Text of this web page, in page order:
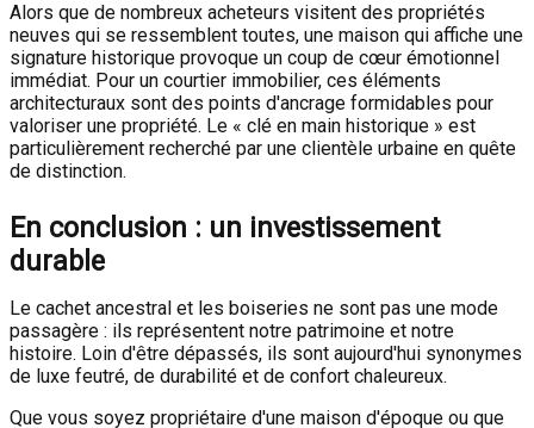
Alors que de nombreux acheteurs visitent des propriétés
neuves qui se ressemblent toutes, une maison qui affiche une
signature historique provoque un coup de cœur émotionnel
immédiat. Pour un courtier immobilier, ces éléments
architecturaux sont des points d'ancrage formidables pour
valoriser une propriété. Le « clé en main historique » est
particulièrement recherché par une clientèle urbaine en quête
de distinction.
En conclusion : un investissement
durable
Le cachet ancestral et les boiseries ne sont pas une mode
passagère : ils représentent notre patrimoine et notre
histoire. Loin d'être dépassés, ils sont aujourd'hui synonymes
de luxe feutré, de durabilité et de confort chaleureux.
Que vous soyez propriétaire d'une maison d'époque ou que